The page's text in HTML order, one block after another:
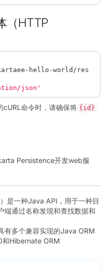
（HTTP
json'
cURL命令时，请确保将 {id}
Persistence开发web服
是一种Java API，用于一种目
端通过名称发现和查找数据和
多个兼容实现的Java ORM
Hibernate ORM